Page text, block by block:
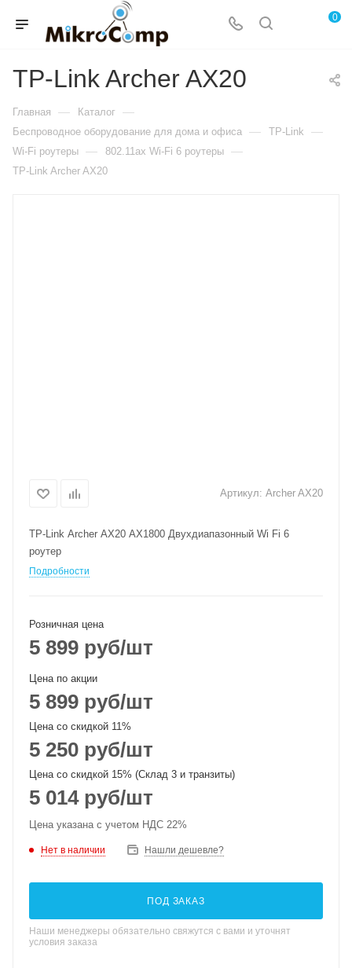
0
TP-Link Archer AX20
Главная — Каталог —
Беспроводное оборудование для дома и офиса — TP-Link —
Wi-Fi роутеры — 802.11ax Wi-Fi 6 роутеры —
TP-Link Archer AX20
Артикул: Archer AX20
TP-Link Archer AX20 AX1800 Двухдиапазонный Wi Fi 6
роутер
Подробности
Розничная цена
5 899 руб/шт
Цена по акции
5 899 руб/шт
Цена со скидкой 11%
5 250 руб/шт
Цена со скидкой 15% (Склад 3 и транзиты)
5 014руб/шт
Цена указана с учетом НДС 22%
Нет в наличии Нашли дешевле?
ПОД ЗАКАЗ
Наши менеджеры обязательно свяжутся с вами и уточнят
условия заказа